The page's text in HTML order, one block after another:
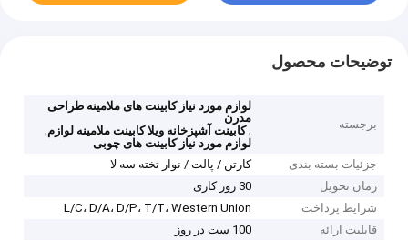
توضیحات محصول
برجسته
لوازم مورد نیاز کابینت های ملامینه طراحی
مدرن
,کابینت آشپزخانه ویلا کابینت ملامینه لوازم,
لوازم مورد نیاز کابینت های چوبی
جزئیات بسته بندی
کارتن / پالت / نوار تخته سه لا
زمان تحویل
30 روز کاری
شرایط پرداخت
L/C، D/A، D/P، T/T، Western Union
قابلیت ارائه
100 ست در روز